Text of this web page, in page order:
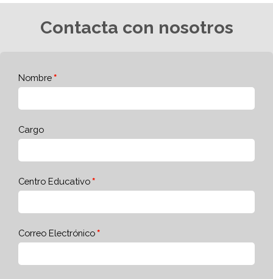
Contacta con nosotros
Nombre
Cargo
Centro Educativo
Correo Electrónico